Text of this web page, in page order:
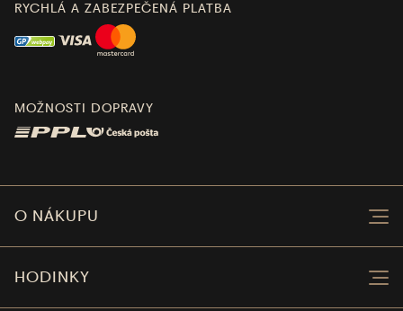
O NÁKUPU
HODINKY
RYCHLÁ A ZABEZPEČENÁ PLATBA
MOŽNOSTI DOPRAVY